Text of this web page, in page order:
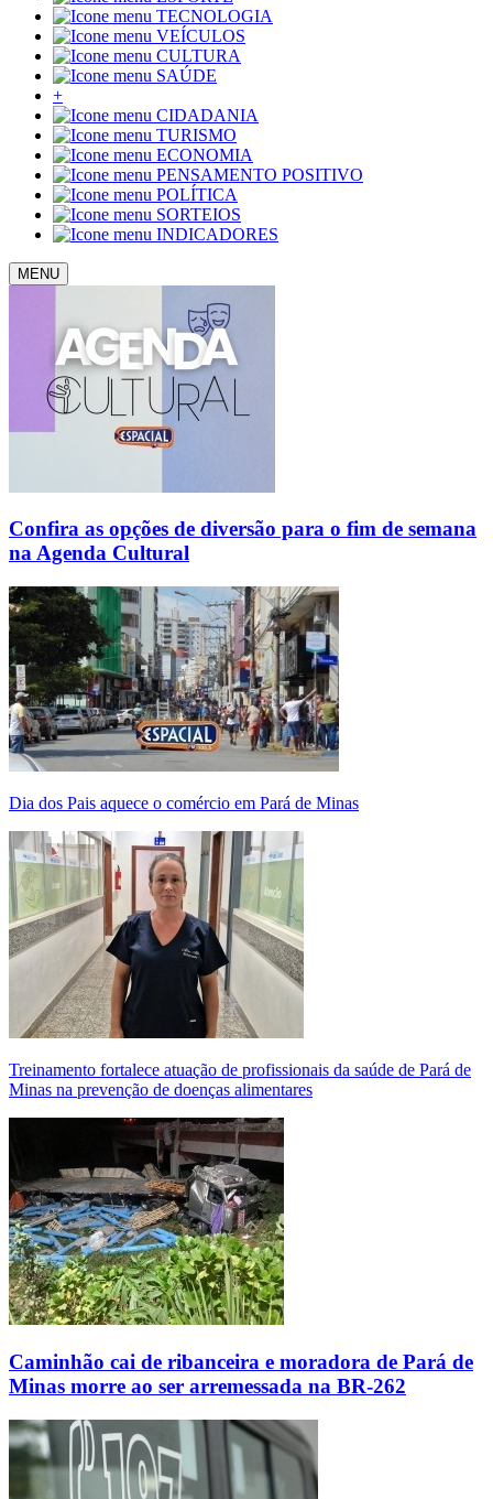
TECNOLOGIA
VEÍCULOS
CULTURA
SAÚDE
+
CIDADANIA
TURISMO
ECONOMIA
PENSAMENTO POSITIVO
POLÍTICA
SORTEIOS
INDICADORES
MENU
Confira as opções de diversão para o fim de semana
na Agenda Cultural
Dia dos Pais aquece o comércio em Pará de Minas
Treinamento fortalece atuação de profissionais da saúde de Pará de
Minas na prevenção de doenças alimentares
Caminhão cai de ribanceira e moradora de Pará de
Minas morre ao ser arremessada na BR-262